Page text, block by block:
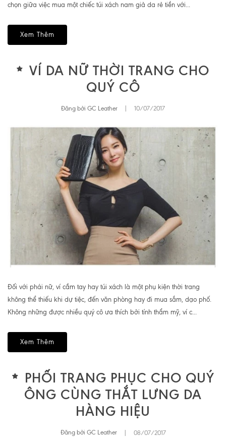
chọn giữa việc mua một chiếc túi xách nam giả da rẻ tiền với...
Xem Thêm
VÍ DA NỮ THỜI TRANG CHO
QUÝ CÔ
Đăng bởi GC Leather 10/07/2017
Đối với phái nữ, ví cầm tay hay túi xách là một phụ kiện thời trang
không thể thiếu khi dự tiệc, đến văn phòng hay đi mua sắm, dạo phố.
Không những được nhiều quý cô ưa thích bởi tính thẩm mỹ, ví c...
Xem Thêm
PHỐI TRANG PHỤC CHO QUÝ
ÔNG CÙNG THẮT LƯNG DA
HÀNG HIỆU
Đăng bởi GC Leather 08/07/2017